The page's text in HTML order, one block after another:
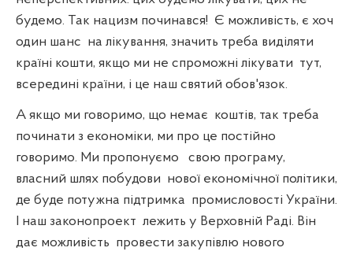
будемо. Так нацизм починався! Є можливість, є хоч
один шанс на лікування, значить треба виділяти
країні кошти, якщо ми не спроможні лікувати тут,
всередині країни, і це наш святий обов'язок.
А якщо ми говоримо, що немає коштів, так треба
починати з економіки, ми про це постійно
говоримо. Ми пропонуємо
свою програму,
власний шлях побудови нової економічної політики,
де буде потужна підтримка промисловості України.
І наш законопроект лежить у Верховній Раді. Він
дає можливість провести закупівлю нового